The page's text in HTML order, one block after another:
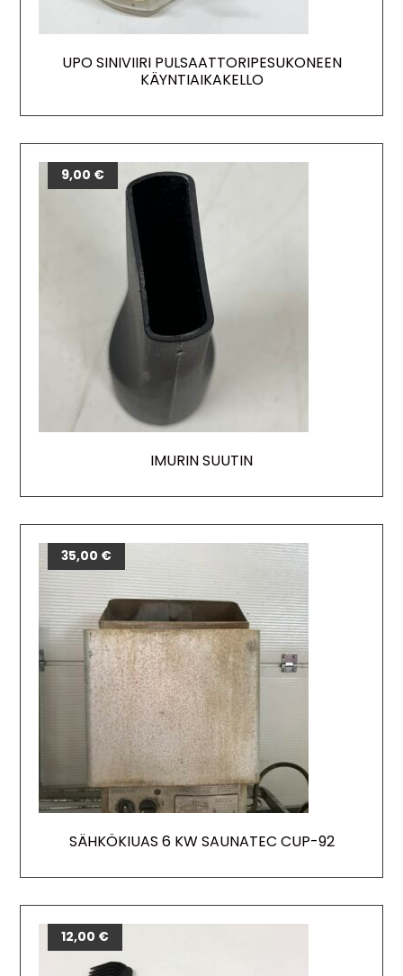
UPO SINIVIIRI PULSAATTORIPESUKONEEN
KÄYNTIAIKAKELLO
IMURIN SUUTIN
9,00 €
SÄHKÖKIUAS 6 KW SAUNATEC CUP-92
35,00 €
12,00 €